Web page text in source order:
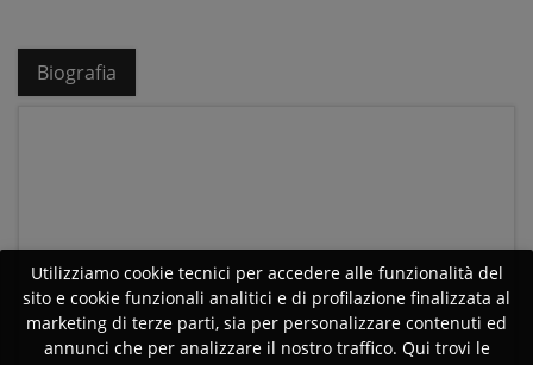
Biografia
Utilizziamo cookie tecnici per accedere alle funzionalità del
sito e cookie funzionali analitici e di profilazione finalizzata al
marketing di terze parti, sia per personalizzare contenuti ed
annunci che per analizzare il nostro traffico. Qui trovi le